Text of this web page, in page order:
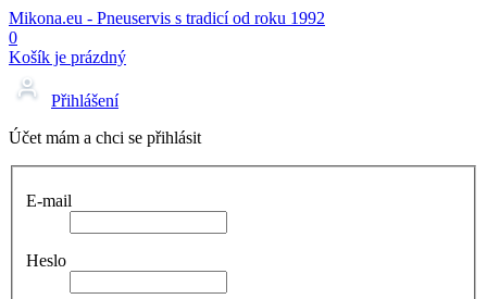
Mikona.eu - Pneuservis s tradicí od roku 1992
0
Košík je prázdný
Přihlášení
Účet mám a chci se přihlásit
E-mail
Heslo